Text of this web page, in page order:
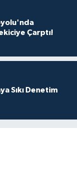
Çarptı!
Sıkı Denetim